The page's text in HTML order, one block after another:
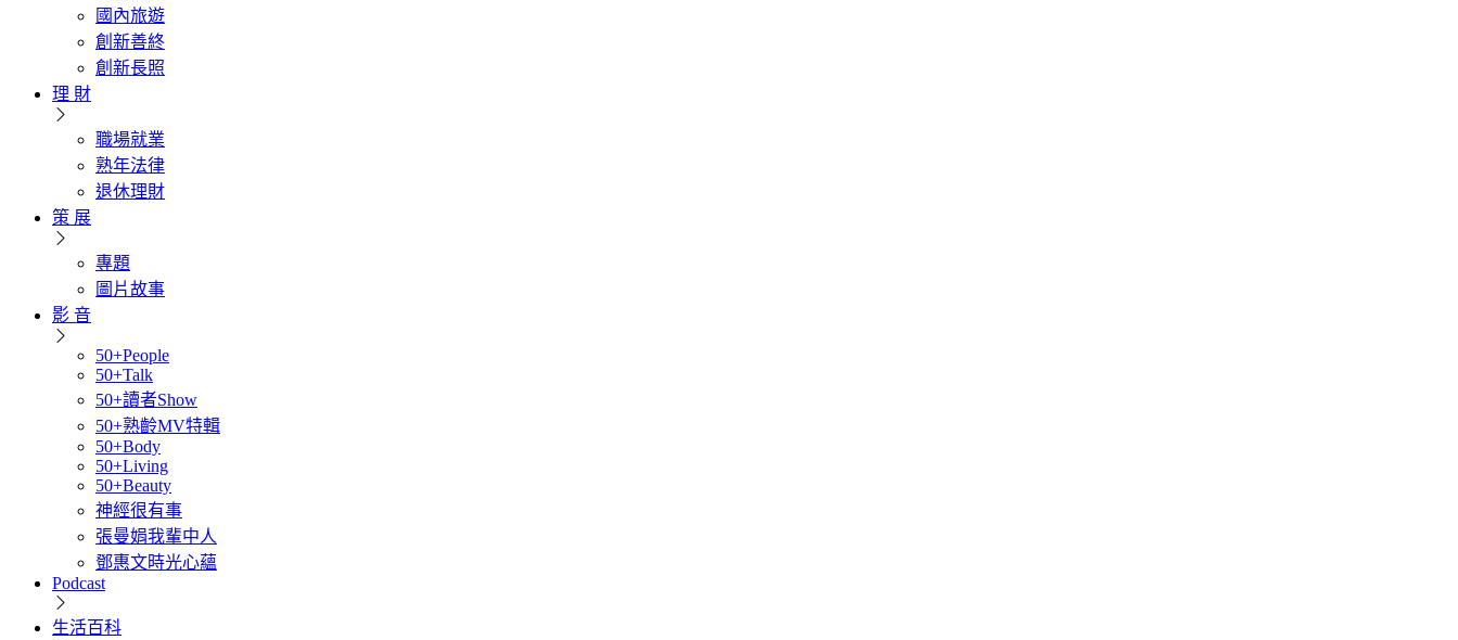
國內旅遊
創新善終
創新長照
理 財
職場就業
熟年法律
退休理財
策 展
專題
圖片故事
影 音
50+People
50+Talk
50+讀者Show
50+熟齡MV特輯
50+Body
50+Living
50+Beauty
神經很有事
張曼娟我輩中人
鄧惠文時光心蘊
Podcast
生活百科